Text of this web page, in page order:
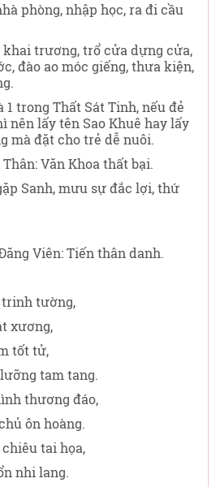
phòng, nhập học, ra đi cầu
khai trương, trổ cửa dựng cửa,
đào ao móc giếng, thưa kiện,
1 trong Thất Sát Tinh, nếu đẻ
nên lấy tên Sao Khuê hay lấy
mà đặt cho trẻ dễ nuôi.
Văn Khoa thất bại.
Sanh, mưu sự đắc lợi, thứ
Viên: Tiến thân danh.
tường,
xương,
tốt tử,
tam tang.
thương đáo,
ôn hoàng.
tai họa,
nhi lang.